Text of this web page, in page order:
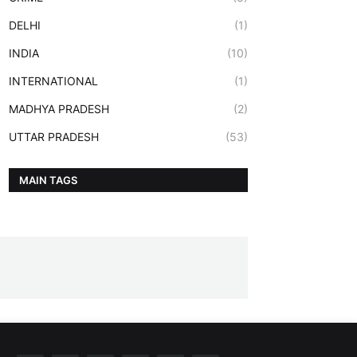
DELHI (1)
INDIA (10)
INTERNATIONAL (1)
MADHYA PRADESH (2)
UTTAR PRADESH (53)
MAIN TAGS